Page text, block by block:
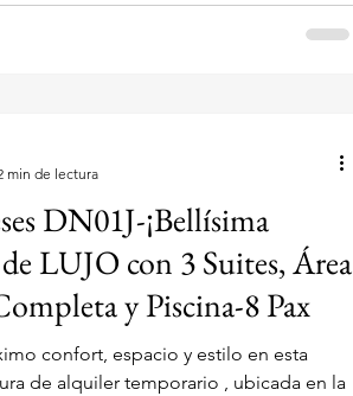
Luiz Boiteux Piazza 4413 , esta propiedad
AL MAR! Apart
DN01J-¡Bellísima
LUJO con 3 Suites, Área
y Piscina-8 Pax
confort, espacio y estilo en esta
en la
min de lectura